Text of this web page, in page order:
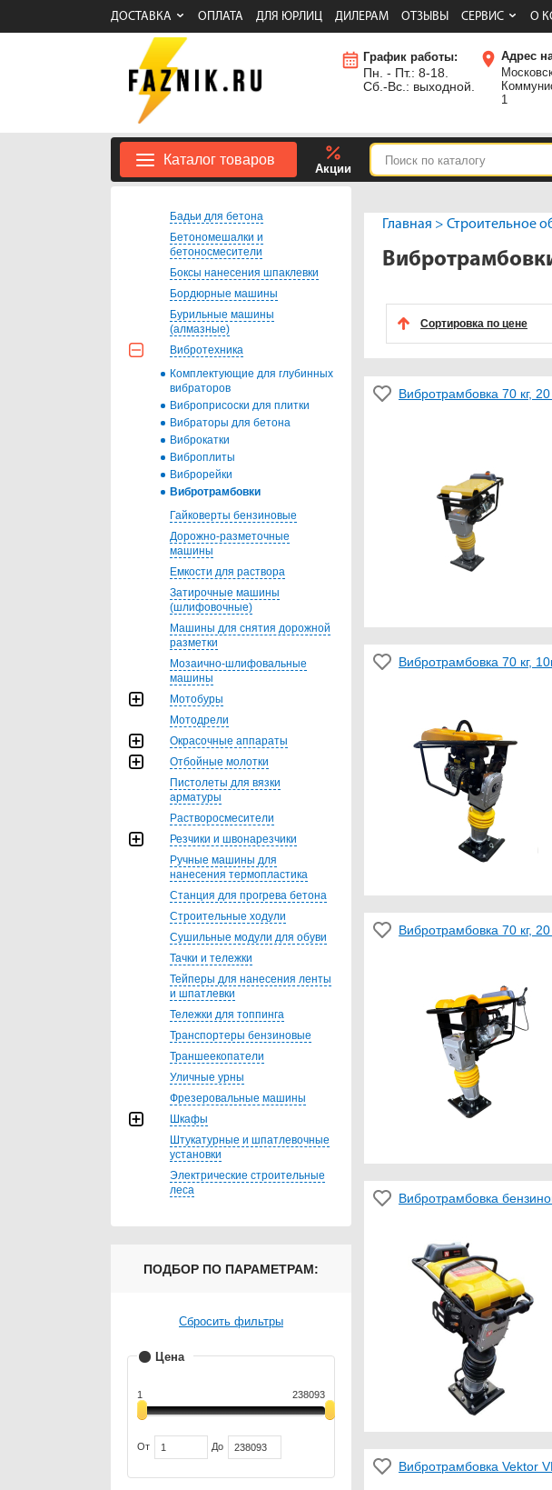
ДОСТАВКА ОПЛАТА ДЛЯ ЮРЛИЦ ДИЛЕРАМ ОТЗЫВЫ СЕРВИС О
График работы:
Пн. - Пт.: 8-18.
Сб.-Вс.: выходной.
Адрес
1
Каталог товаров
Акции
Бадьи для бетона
Бетономешалки и
бетоносмесители
Боксы нанесения шпаклевки
Бордюрные машины
Бурильные машины
(алмазные)
Вибротехника
Комплектующие для глубинных
вибраторов
Виброприсоски для плитки
Вибраторы для бетона
Виброкатки
Виброплиты
Виброрейки
Вибротрамбовки
Гайковерты бензиновые
Дорожно-разметочные
машины
Емкости для раствора
Затирочные машины
(шлифовочные)
Машины для снятия дорожной
разметки
Мозаично-шлифовальные
машины
Мотобуры
Мотодрели
Окрасочные аппараты
Отбойные молотки
Пистолеты для вязки
арматуры
Растворосмесители
Резчики и швонарезчики
Ручные машины для
нанесения термопластика
Станция для прогрева бетона
Строительные ходули
Сушильные модули для обуви
Тачки и тележки
Тейперы для нанесения ленты
и шпатлевки
Тележки для топпинга
Транспортеры бензиновые
Траншеекопатели
Уличные урны
Фрезеровальные машины
Шкафы
Штукатурные и шпатлевочные
установки
Электрические строительные
леса
ПОДБОР ПО ПАРАМЕТРАМ:
Сбросить фильтры
Цена
1 238093
От До
Главная > Строительное
Сортировка по цене
Вибротрамбовка 70 кг,
Вибротрамбовка 70 кг,
Вибротрамбовка 70 кг,
Вибротрамбовка
Вибротрамбовка Vektor